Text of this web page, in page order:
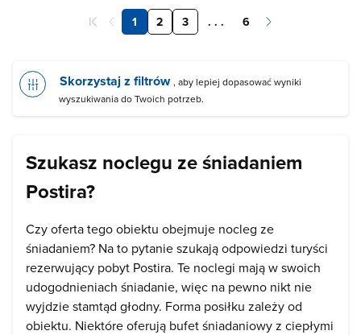
1 2 3 . . . 6
Skorzystaj z filtrów , aby lepiej dopasować wyniki
wyszukiwania do Twoich potrzeb.
Szukasz noclegu ze śniadaniem
Postira?
Czy oferta tego obiektu obejmuje nocleg ze
śniadaniem? Na to pytanie szukają odpowiedzi turyści
rezerwujący pobyt Postira. Te noclegi mają w swoich
udogodnieniach śniadanie, więc na pewno nikt nie
wyjdzie stamtąd głodny. Forma posiłku zależy od
obiektu. Niektóre oferują bufet śniadaniowy z ciepłymi